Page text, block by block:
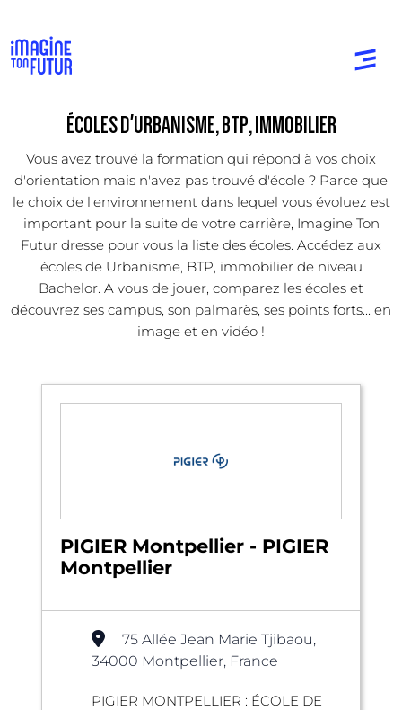
ÉCOLES D'URBANISME, BTP, IMMOBILIER
Vous avez trouvé la formation qui répond à vos choix
d'orientation mais n'avez pas trouvé d'école ? Parce que
le choix de l'environnement dans lequel vous évoluez est
important pour la suite de votre carrière, Imagine Ton
Futur dresse pour vous la liste des écoles. Accédez aux
écoles de Urbanisme, BTP, immobilier de niveau
Bachelor. A vous de jouer, comparez les écoles et
découvrez ses campus, son palmarès, ses points forts... en
image et en vidéo !
PIGIER Montpellier - PIGIER
Montpellier
75 Allée Jean Marie Tjibaou,
34000 Montpellier, France
PIGIER MONTPELLIER : ÉCOLE DE